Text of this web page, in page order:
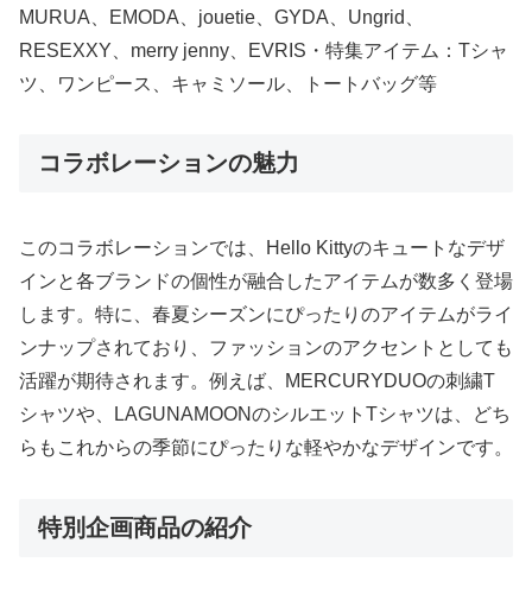
MURUA、EMODA、jouetie、GYDA、Ungrid、
RESEXXY、merry jenny、EVRIS・特集アイテム：Tシャ
ツ、ワンピース、キャミソール、トートバッグ等
コラボレーションの魅力
このコラボレーションでは、Hello Kittyのキュートなデザ
インと各ブランドの個性が融合したアイテムが数多く登場
します。特に、春夏シーズンにぴったりのアイテムがライ
ンナップされており、ファッションのアクセントとしても
活躍が期待されます。例えば、MERCURYDUOの刺繍T
シャツや、LAGUNAMOONのシルエットTシャツは、どち
らもこれからの季節にぴったりな軽やかなデザインです。
特別企画商品の紹介